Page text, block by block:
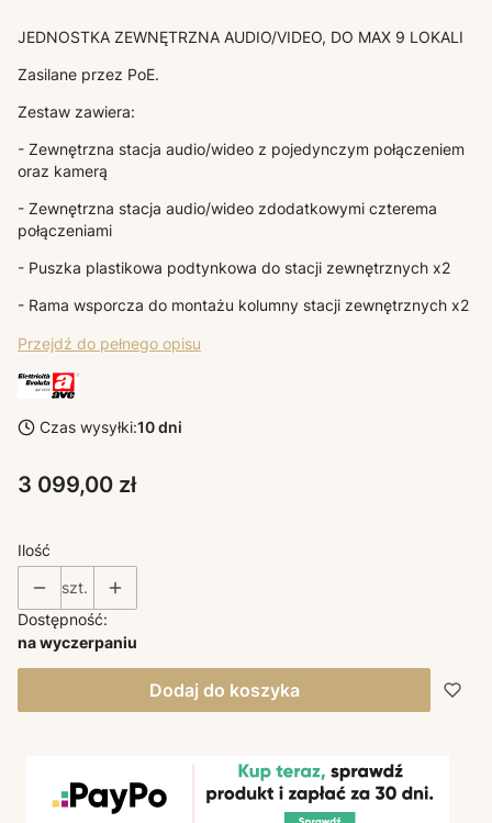
JEDNOSTKA ZEWNĘTRZNA AUDIO/VIDEO, DO MAX 9 LOKALI
Zasilane przez PoE.
Zestaw zawiera:
- Zewnętrzna stacja audio/wideo z pojedynczym połączeniem
oraz kamerą
- Zewnętrzna stacja audio/wideo zdodatkowymi czterema
połączeniami
- Puszka plastikowa podtynkowa do stacji zewnętrznych x2
- Rama wsporcza do montażu kolumny stacji zewnętrznych x2
Przejdź do pełnego opisu
Czas wysyłki:10 dni
Cena
3 099,00 zł
Ilość
szt.
Dostępność:
na wyczerpaniu
Dodaj do koszyka